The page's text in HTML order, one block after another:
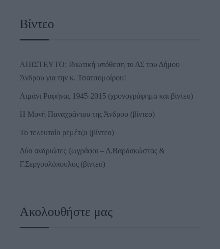
Βίντεο
ΑΠΙΣΤΕΥΤΟ: Ιδιωτική υπόθεση το ΔΣ του Δήμου
Άνδρου για την κ. Τσατσομοίρου!
Λιμάνι Ραφήνας 1945-2015 (χρονογράφημα και βίντεο)
Η Μονή Παναχράντου της Άνδρου (βίντεο)
Το τελευταίο ρεμέτζο (βίντεο)
Δύο ανδριώτες ζωγράφοι – Δ.Βαρδακώστας &
Γ.Σεργουλόπουλος (βίντεο)
Ακολουθήστε μας